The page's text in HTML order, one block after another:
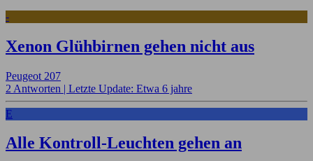
-
Xenon Glühbirnen gehen nicht aus
Peugeot 207
2 Antworten | Letzte Update: Etwa 6 jahre
E
Alle Kontroll-Leuchten gehen an